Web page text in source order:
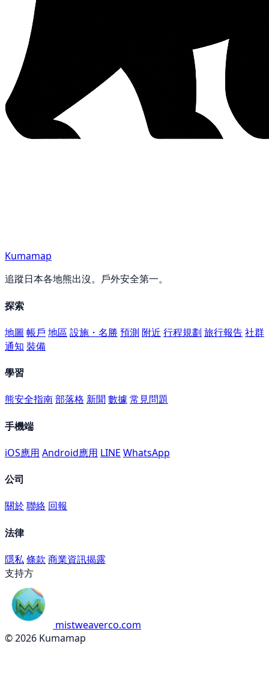
Kumamap
追蹤日本各地熊出沒。戶外安全第一。
探索
地圖 帳戶 地區 設施・名勝 預測 附近 行程規劃 旅行報告社群
通知 裝備
學習
熊安全指南部落格 新聞數據 常見問題
手機端
iOS應用 Android應用 LINE WhatsApp
公司
關於聯絡 回報
法律
隱私條款 商業資訊揭露
支持方
mistweaverco.com
© 2026 Kumamap